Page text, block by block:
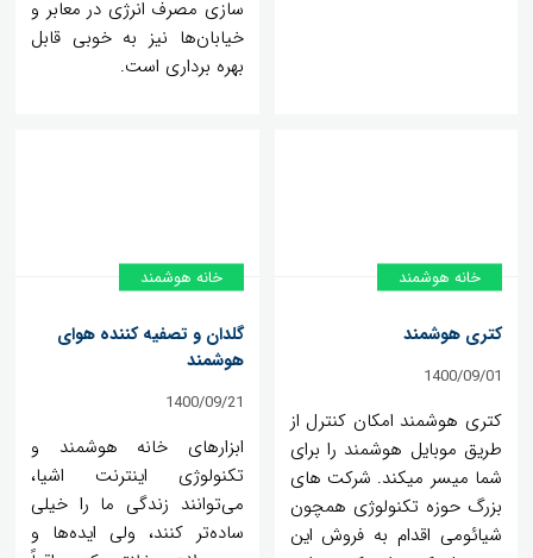
سازی مصرف انرژی در معابر و
خیابان‌ها نیز به خوبی قابل
بهره برداری است.
خانه هوشمند
کتری هوشمند
1400/09/01
کتری هوشمند امکان کنترل از
طریق موبایل هوشمند را برای
شما میسر میکند. شرکت های
بزرگ حوزه تکنولوژی همچون
شیائومی اقدام به فروش این
خانه هوشمند
گلدان و تصفیه کننده هوای
هوشمند
1400/09/21
ابزارهای خانه هوشمند و
تکنولوژی اینترنت اشیا،
می‌توانند زندگی ما را خیلی
ساده‌تر کنند، ولی ایده‌ها و